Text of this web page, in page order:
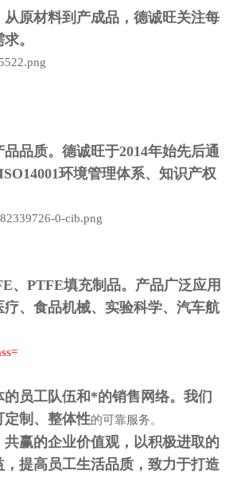
原材料到产成品，德诚旺关注每
。
品质。德诚旺于2014年始先后通
环境管理体系、知识产权
、PTFE填充制品。产品广泛应用
、食品机械、实验科学、汽车航
员工队伍和*的销售网络。我们
定制、整体性的可靠服务。
赢的企业价值观，以积极进取的
提高员工生活品质，致力于打造